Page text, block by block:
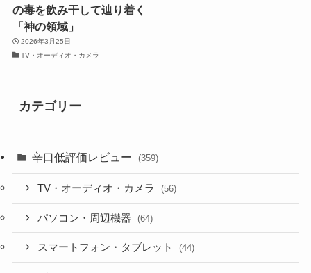
の毒を飲み干して辿り着く
「神の領域」
2026年3月25日
TV・オーディオ・カメラ
カテゴリー
辛口低評価レビュー (359)
TV・オーディオ・カメラ (56)
パソコン・周辺機器 (64)
スマートフォン・タブレット (44)